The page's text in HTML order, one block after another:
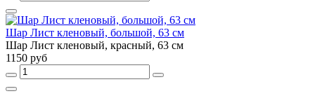
Шар Лист кленовый, большой, 63 см
Шар Лист кленовый, красный, 63 см
1150 руб